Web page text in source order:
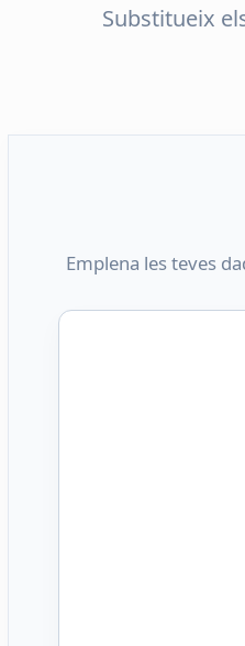
Substitueix
Emplena les teves